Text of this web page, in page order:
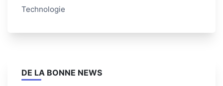
Technologie
DE LA BONNE NEWS